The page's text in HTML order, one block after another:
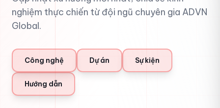
nghiệm thực chiến từ đội ngũ chuyên gia ADVN
Global.
Công nghệ Dự án Sự kiện
Hướng dẫn